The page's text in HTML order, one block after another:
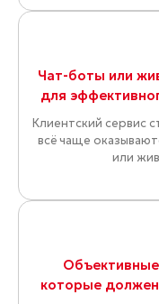
Чат-боты или
для
Клиентский сервис
всё чаще
или
которые